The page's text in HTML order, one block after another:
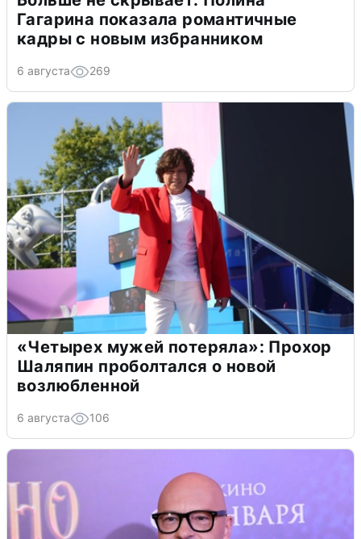
Гагарина показала романтичные
кадры с новым избранником
6 августа 269
«Четырех мужей потеряла»: Прохор
Шаляпин проболтался о новой
возлюбленной
6 августа 106